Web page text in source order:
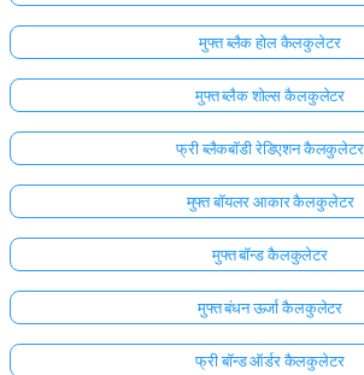
मुफ्त ब्लैक होल कैलकुलेटर
मुफ्त ब्लैक शोल्स कैलकुलेटर
फ्री ब्लैकबॉडी रेडिएशन कैलकुलेटर
मुफ्त बॉयलर आकार कैलकुलेटर
मुफ्त बॉन्ड कैलकुलेटर
मुफ्त बंधन ऊर्जा कैलकुलेटर
फ्री बॉन्ड ऑर्डर कैलकुलेटर